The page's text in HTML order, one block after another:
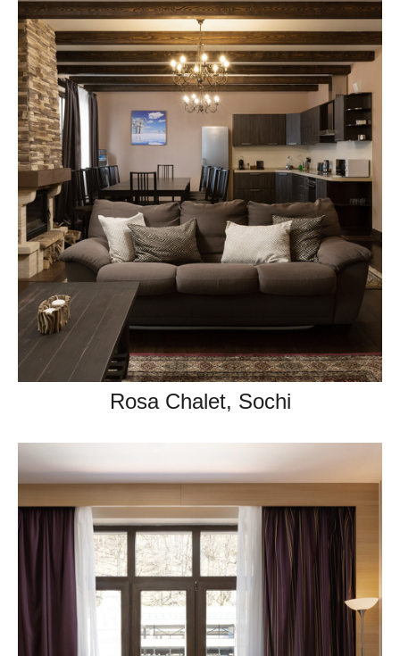
Rosa Chalet, Sochi